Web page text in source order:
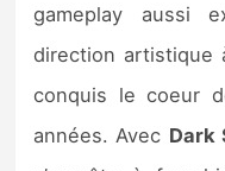
gameplay aussi
direction artistique
conquis le coeur
années. Avec Dark